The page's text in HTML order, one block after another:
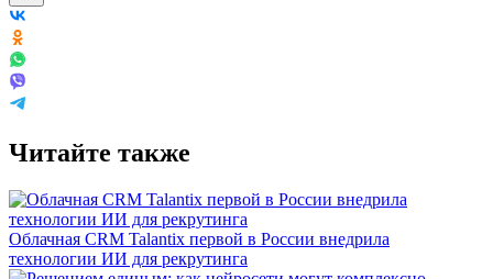
Читайте также
Облачная CRM Talantix первой в России внедрила
технологии ИИ для рекрутинга